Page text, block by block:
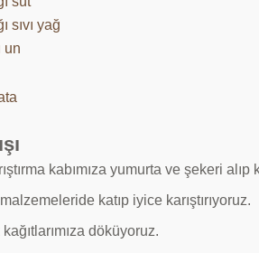
sıvı yağ
un
kabımıza yumurta ve şekeri
katıp iyice karıştırıyoruz.
kağıtlarımıza döküyoruz.